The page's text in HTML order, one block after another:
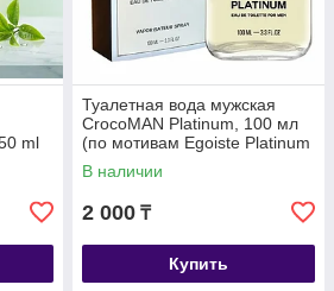
ml
Туалетная вода мужская
CrocoMAN Platinum, 100 мл
(по мотивам Egoiste Platinum
(Chanel)
В наличии
2 000 ₸
Купить